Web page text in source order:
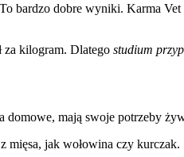
bardzo dobre wyniki. Karma
za kilogram. Dlatego studium
domowe, mają swoje potrzeby
mięsa, jak wołowina czy kurczak.